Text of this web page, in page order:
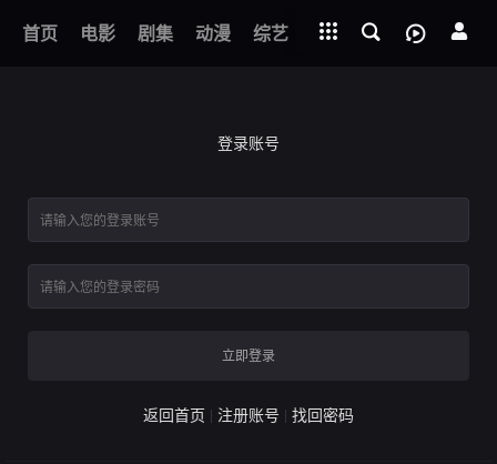
首页 电影 剧集 动漫 综艺 短剧 直播 APP
下载客户端
登录账号
立即登录
返回首页 注册账号 找回密码